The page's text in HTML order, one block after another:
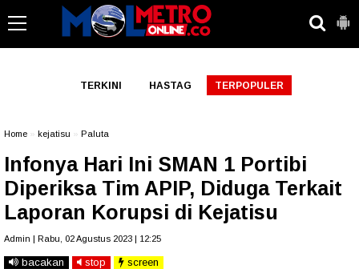
TERKINI HASTAG TERPOPULER
Home kejatisu Paluta
Infonya Hari Ini SMAN 1 Portibi
Diperiksa Tim APIP, Diduga Terkait
Laporan Korupsi di Kejatisu
Admin | Rabu, 02 Agustus 2023 | 12:25
bacakan stop screen